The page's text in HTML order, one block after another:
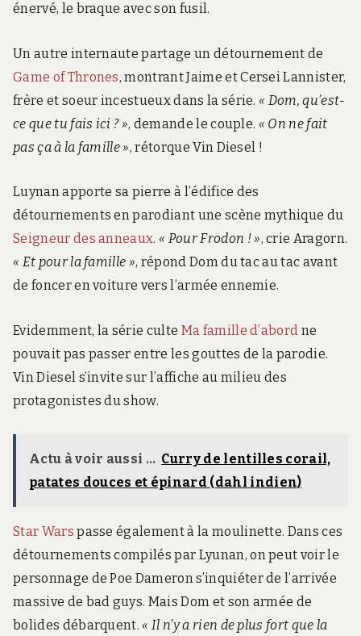
énervé, le braque avec son fusil.
Un autre internaute partage un détournement de
Game of Thrones, montrant Jaime et Cersei Lannister,
frère et soeur incestueux dans la série.« Dom, qu’est-
ce que tu fais ici ? », demande le couple. « On ne fait
pas ça à la famille », rétorque Vin Diesel !
Luynan apporte sa pierre à l’édifice des
détournements en parodiant une scène mythique du
Seigneur des anneaux.« Pour Frodon ! », crie Aragorn.
« Et pour la famille », répond Dom du tac au tac avant
de foncer en voiture vers l’armée ennemie.
Evidemment, la série culte Ma famille d’abord ne
pouvait pas passer entre les gouttes de la parodie.
Vin Diesel s’invite sur l’affiche au milieu des
protagonistes du show.
Actu à voir aussi ... Curry de lentilles corail,
patates douces et épinard (dahl indien)
Star Wars passe également à la moulinette. Dans ces
détournements compilés par Lyunan, on peut voir le
personnage de Poe Dameron s’inquiéter de l’arrivée
massive de bad guys. Mais Dom et son armée de
bolides débarquent.« Il n’y a rien de plus fort que la